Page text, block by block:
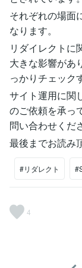
それぞれの場面
なります。
リダイレクトに
大きな影響があ
っかりチェック
サイト運用に関
のご依頼を承っ
問い合わせくだ
最後までお読み
#リダレクト
4